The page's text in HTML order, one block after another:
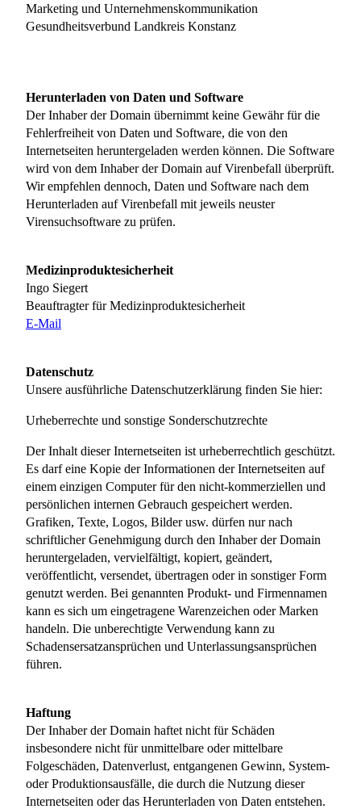
Marketing und Unternehmenskommunikation
Gesundheitsverbund Landkreis Konstanz
Herunterladen von Daten und Software
Der Inhaber der Domain übernimmt keine Gewähr für die
Fehlerfreiheit von Daten und Software, die von den
Internetseiten heruntergeladen werden können. Die Software
wird von dem Inhaber der Domain auf Virenbefall überprüft.
Wir empfehlen dennoch, Daten und Software nach dem
Herunterladen auf Virenbefall mit jeweils neuster
Virensuchsoftware zu prüfen.
Medizinproduktesicherheit
Ingo Siegert
Beauftragter für Medizinproduktesicherheit
E-Mail
Datenschutz
Unsere ausführliche Datenschutzerklärung finden Sie hier:
Urheberrechte und sonstige Sonderschutzrechte
Der Inhalt dieser Internetseiten ist urheberrechtlich geschützt.
Es darf eine Kopie der Informationen der Internetseiten auf
einem einzigen Computer für den nicht-kommerziellen und
persönlichen internen Gebrauch gespeichert werden.
Grafiken, Texte, Logos, Bilder usw. dürfen nur nach
schriftlicher Genehmigung durch den Inhaber der Domain
heruntergeladen, vervielfältigt, kopiert, geändert,
veröffentlicht, versendet, übertragen oder in sonstiger Form
genutzt werden. Bei genannten Produkt- und Firmennamen
kann es sich um eingetragene Warenzeichen oder Marken
handeln. Die unberechtigte Verwendung kann zu
Schadensersatzansprüchen und Unterlassungsansprüchen
führen.
Haftung
Der Inhaber der Domain haftet nicht für Schäden
insbesondere nicht für unmittelbare oder mittelbare
Folgeschäden, Datenverlust, entgangenen Gewinn, System-
oder Produktionsausfälle, die durch die Nutzung dieser
Internetseiten oder das Herunterladen von Daten entstehen.